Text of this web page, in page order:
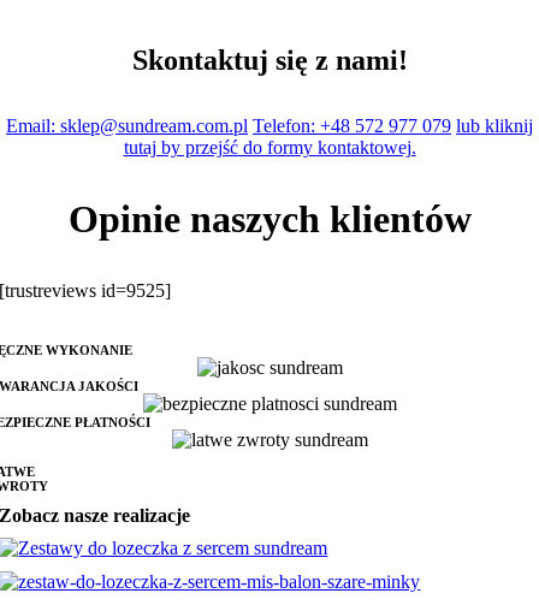
Skontaktuj się z nami!
Email: sklep@sundream.com.pl Telefon: +48 572 977 079 lub kliknij
tutaj by przejść do formy kontaktowej.
Opinie naszych klientów
[trustreviews id=9525]
WYKONANIE
JAKOŚCI
PŁATNOŚCI
Zobacz nasze realizacje